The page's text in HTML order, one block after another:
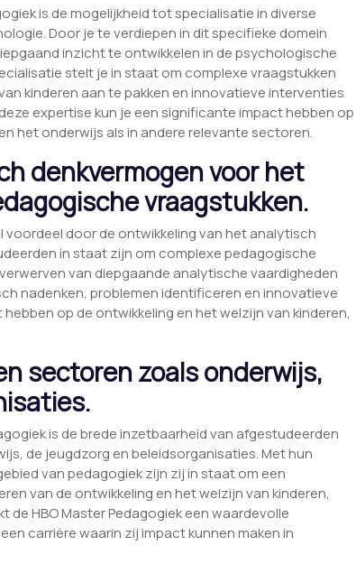
is de mogelijkheid tot specialisatie in diverse
Door je te verdiepen in dit specifieke domein
inzicht te ontwikkelen in de psychologische
stelt je in staat om complexe vraagstukken
kinderen aan te pakken en innovatieve interventies
expertise kun je een significante impact hebben op
het onderwijs als in andere relevante sectoren.
denkvermogen voor het
vraagstukken.
voordeel door de ontwikkeling van het analytisch
in staat zijn om complexe pedagogische
van diepgaande analytische vaardigheden
nadenken, problemen identificeren en innovatieve
op de ontwikkeling en het welzijn van kinderen,
sectoren zoals onderwijs,
is de brede inzetbaarheid van afgestudeerden
de jeugdzorg en beleidsorganisaties. Met hun
van pedagogiek zijn zij in staat om een
van de ontwikkeling en het welzijn van kinderen,
HBO Master Pedagogiek een waardevolle
carrière waarin zij impact kunnen maken in